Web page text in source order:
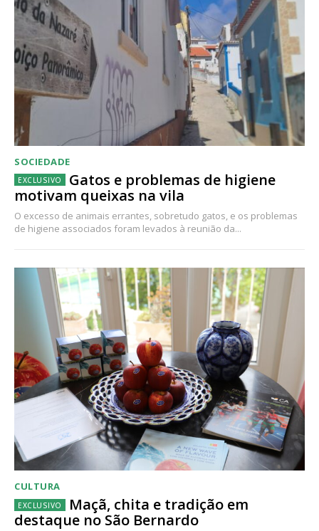
SOCIEDADE
Gatos e problemas de higiene
motivam queixas na vila
O excesso de animais errantes, sobretudo gatos, e os problemas
de higiene associados foram levados à reunião da...
CULTURA
Maçã, chita e tradição em
destaque no São Bernardo